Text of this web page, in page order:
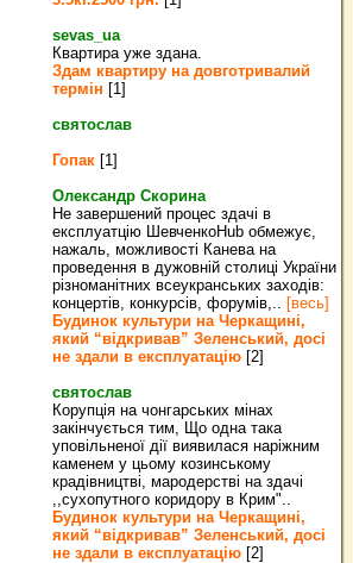
sevas_ua
Квартира уже здана.
Здам квартиру на довготривалий
термін [1]
святослав
Гопак [1]
Олександр Скорина
Не завершений процес здачі в
експлуатцію ШевченкоHub обмежує,
нажаль, можливості Канева на
проведення в дужовній столиці України
різноманітних всеукранських заходів:
концертів, конкурсів, форумів,.. [весь]
Будинок культури на Черкащині,
який “відкривав” Зеленський, досі
не здали в експлуатацію [2]
святослав
Корупція на чонгарських мінах
закінчується тим, Що одна така
уповільненої дії виявилася наріжним
каменем у цьому козинському
крадівництві, мародерстві на здачі
,,сухопутного коридору в Крим"..
Будинок культури на Черкащині,
який “відкривав” Зеленський, досі
не здали в експлуатацію [2]